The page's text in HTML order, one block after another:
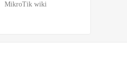
MikroTik wiki